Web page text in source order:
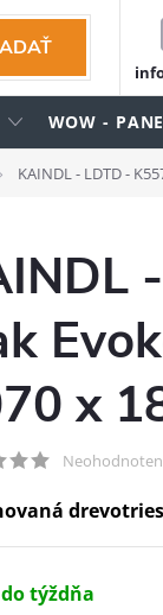
WOW -
KAINDL - LDTD -
x
do týždňa